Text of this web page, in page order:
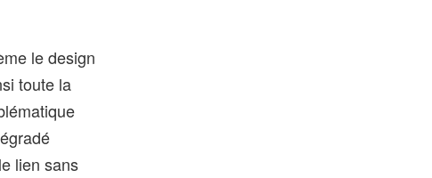
le design
toute la
lien sans